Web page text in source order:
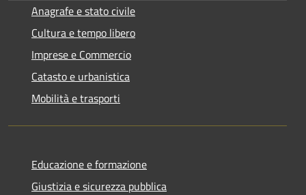
Anagrafe e stato civile
Cultura e tempo libero
Imprese e Commercio
Catasto e urbanistica
Mobilità e trasporti
Educazione e formazione
Giustizia e sicurezza pubblica